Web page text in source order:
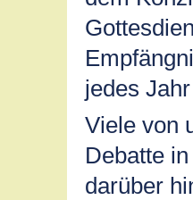
jedes
Viele von
Debatte
darüber